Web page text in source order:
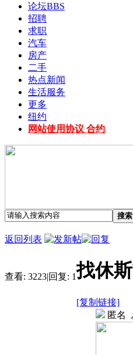
论坛BBS
招聘
求职
汽车
房产
二手
热点新闻
生活服务
更多
纽约
网站使用协议 合约
搜索
返回列表
查看: 3223|回复: 1找休
[复制链接]
匿名